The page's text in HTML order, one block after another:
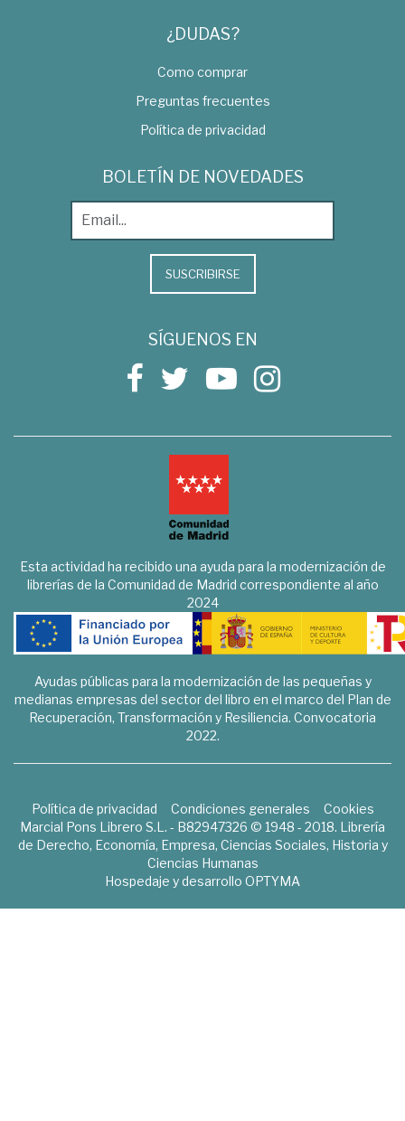
¿DUDAS?
Como comprar
Preguntas frecuentes
Política de privacidad
BOLETÍN DE NOVEDADES
SUSCRIBIRSE
SÍGUENOS EN
Esta actividad ha recibido una ayuda para la modernización de
librerías de la Comunidad de Madrid correspondiente al año
2024
Ayudas públicas para la modernización de las pequeñas y
medianas empresas del sector del libro en el marco del Plan de
Recuperación, Transformación y Resiliencia. Convocatoria
2022.
Política de privacidad Condiciones generales
Cookies
Marcial Pons Librero S.L. - B82947326 © 1948 - 2018. Librería
de Derecho, Economía, Empresa, Ciencias Sociales, Historia y
Ciencias Humanas
Hospedaje y desarrollo OPTYMA